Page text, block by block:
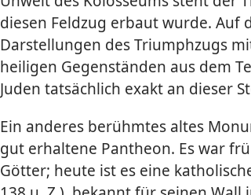
diesen Feldzug erbaut wurde. Auf
Darstellungen des Triumphzugs
heiligen Gegenständen aus dem
Juden tatsächlich exakt an dieser
Ein anderes berühmtes altes
gut erhaltene Pantheon. Es war
Götter; heute ist es eine